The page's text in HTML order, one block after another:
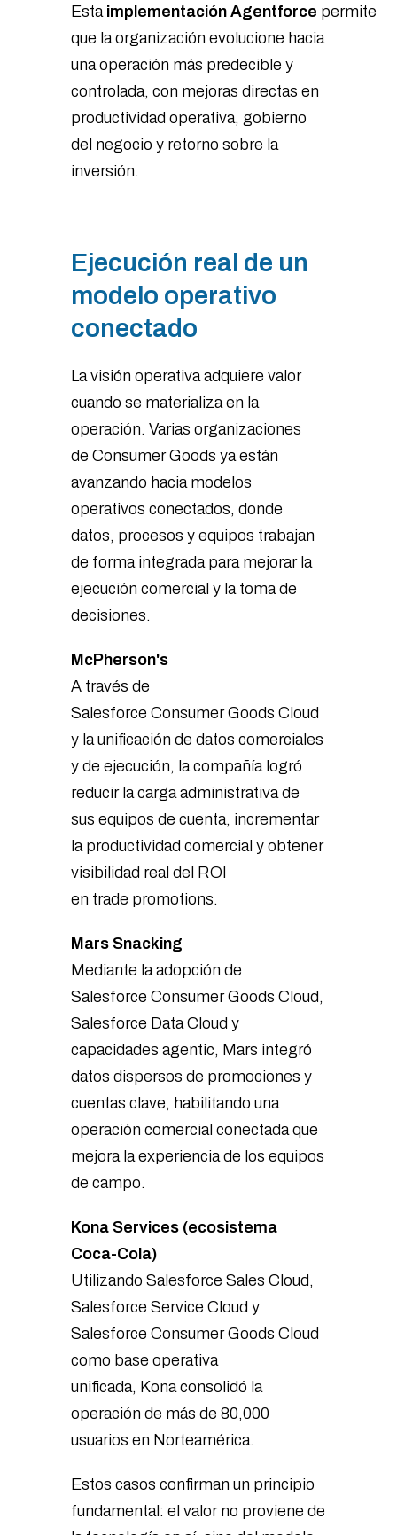
Esta implementación Agentforce permite
que la organización evolucione hacia
una operación más predecible y
controlada, con mejoras directas en
productividad operativa, gobierno
del negocio y retorno sobre la
inversión.
Ejecución real de un
modelo operativo
conectado
La visión operativa adquiere valor
cuando se materializa en la
operación. Varias organizaciones
de Consumer Goods ya están
avanzando hacia modelos
operativos conectados, donde
datos, procesos y equipos trabajan
de forma integrada para mejorar la
ejecución comercial y la toma de
decisiones.
McPherson's
A través de
Salesforce Consumer Goods Cloud
y la unificación de datos comerciales
y de ejecución, la compañía logró
reducir la carga administrativa de
sus equipos de cuenta, incrementar
la productividad comercial y obtener
visibilidad real del ROI
en trade promotions.
Mars Snacking
Mediante la adopción de
Salesforce Consumer Goods Cloud,
Salesforce Data Cloud y
capacidades agentic, Mars integró
datos dispersos de promociones y
cuentas clave, habilitando una
operación comercial conectada que
mejora la experiencia de los equipos
de campo.
Kona Services (ecosistema
Coca-Cola)
Utilizando Salesforce Sales Cloud,
Salesforce Service Cloud y
Salesforce Consumer Goods Cloud
como base operativa
unificada, Kona consolidó la
operación de más de 80,000
usuarios en Norteamérica.
Estos casos confirman un principio
fundamental: el valor no proviene de